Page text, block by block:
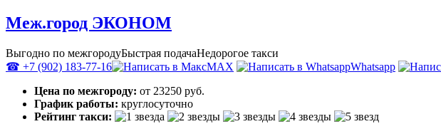
Меж.город ЭКОНОМ
Выгодно по межгородуБыстрая подачаНедорогое такси
☎ +7 (902) 183-77-16
MAX Whatsapp
Цена по межгороду: от 23250 руб.
График работы: круглосуточно
Рейтинг такси: